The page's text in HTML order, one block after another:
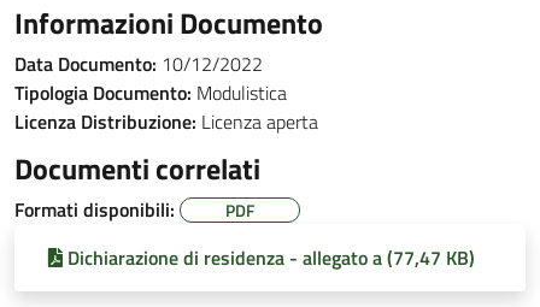
Informazioni Documento
Data Documento: 10/12/2022
Tipologia Documento: Modulistica
Licenza Distribuzione: Licenza aperta
Documenti correlati
Formati disponibili: PDF
Dichiarazione di residenza - allegato a (77,47 KB)